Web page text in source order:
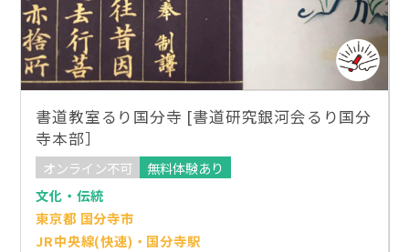
書道教室るり国分寺 [書道研究銀河会るり国分
寺本部］
オンライン不可
無料体験あり
文化・伝統
東京都 国分寺市
JR中央線(快速)・国分寺駅